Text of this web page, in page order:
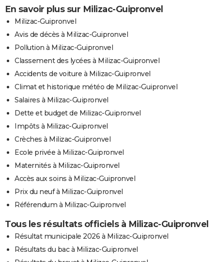
En savoir plus sur Milizac-Guipronvel
Milizac-Guipronvel
Avis de décès à Milizac-Guipronvel
Pollution à Milizac-Guipronvel
Classement des lycées à Milizac-Guipronvel
Accidents de voiture à Milizac-Guipronvel
Climat et historique météo de Milizac-Guipronvel
Salaires à Milizac-Guipronvel
Dette et budget de Milizac-Guipronvel
Impôts à Milizac-Guipronvel
Crèches à Milizac-Guipronvel
Ecole privée à Milizac-Guipronvel
Maternités à Milizac-Guipronvel
Accès aux soins à Milizac-Guipronvel
Prix du neuf à Milizac-Guipronvel
Référendum à Milizac-Guipronvel
Tous les résultats officiels à Milizac-Guipronvel
Résultat municipale 2026 à Milizac-Guipronvel
Résultats du bac à Milizac-Guipronvel